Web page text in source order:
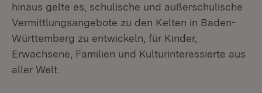
hinaus gelte es, schulische und außerschulische
Vermittlungsangebote zu den Kelten in Baden-
Württemberg zu entwickeln, für Kinder,
Erwachsene, Familien und Kulturinteressierte aus
aller Welt.